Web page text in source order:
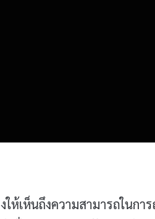
ให้เห็นถึงความสามารถในก